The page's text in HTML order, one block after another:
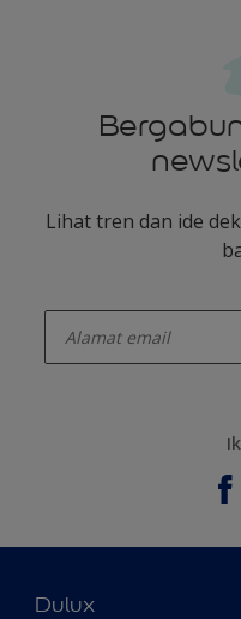
Lihat tren dan ide
Dulux